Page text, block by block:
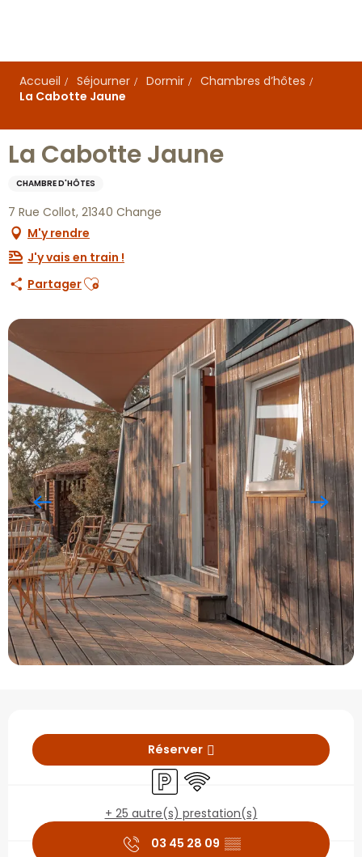
principal
Accueil
Séjourner Dormir
Chambres d’hôtes
La Cabotte Jaune
La Cabotte Jaune
CHAMBRE D'HÔTES
7 Rue Collot, 21340 Change
M'y rendre
J'y vais en train !
PartagerAjouter aux favoris
Ouverture et
Réserver
ParkingWiFi
+ 25 autre(s) prestation(s)
03 45 28 09 ▒▒